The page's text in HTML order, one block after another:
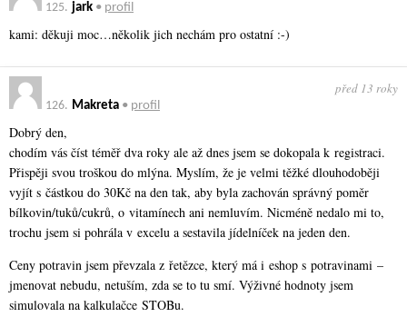
125. jark • profil
kami: děkuji moc…několik jich nechám pro ostatní :-)
126. Makreta • profil
před 13 roky
Dobrý den,
chodím vás číst téměř dva roky ale až dnes jsem se dokopala k registraci.
Přispěji svou troškou do mlýna. Myslím, že je velmi těžké dlouhodoběji
vyjít s částkou do 30Kč na den tak, aby byla zachován správný poměr
bílkovin/tuků/cu­krů, o vitamínech ani nemluvím. Nicméně nedalo mi to,
trochu jsem si pohrála v excelu a sestavila jídelníček na jeden den.
Ceny potravin jsem převzala z řetězce, který má i eshop s potravinami –
jmenovat nebudu, netuším, zda se to tu smí. Výživné hodnoty jsem
simulovala na kalkulačce STOBu.